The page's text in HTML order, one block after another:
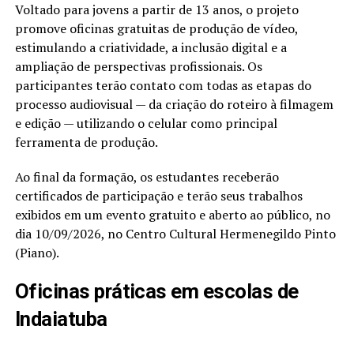
Voltado para jovens a partir de 13 anos, o projeto
promove oficinas gratuitas de produção de vídeo,
estimulando a criatividade, a inclusão digital e a
ampliação de perspectivas profissionais. Os
participantes terão contato com todas as etapas do
processo audiovisual — da criação do roteiro à filmagem
e edição — utilizando o celular como principal
ferramenta de produção.
Ao final da formação, os estudantes receberão
certificados de participação e terão seus trabalhos
exibidos em um evento gratuito e aberto ao público, no
dia 10/09/2026, no Centro Cultural Hermenegildo Pinto
(Piano).
Oficinas práticas em escolas de
Indaiatuba